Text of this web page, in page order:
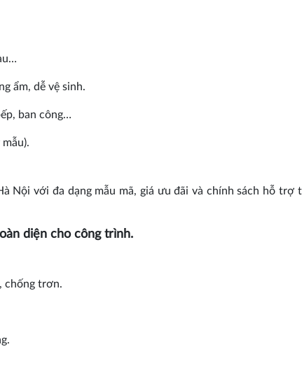
ẩm, dễ vệ sinh.
ban công…
Nội với đa dạng mẫu mã, giá ưu đãi và chính sách hỗ trợ
diện cho công trình.
chống trơn.